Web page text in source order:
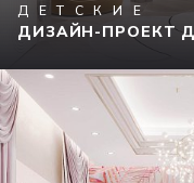
ДЕТСКИЕ
ДИЗАЙН-ПРОЕКТ